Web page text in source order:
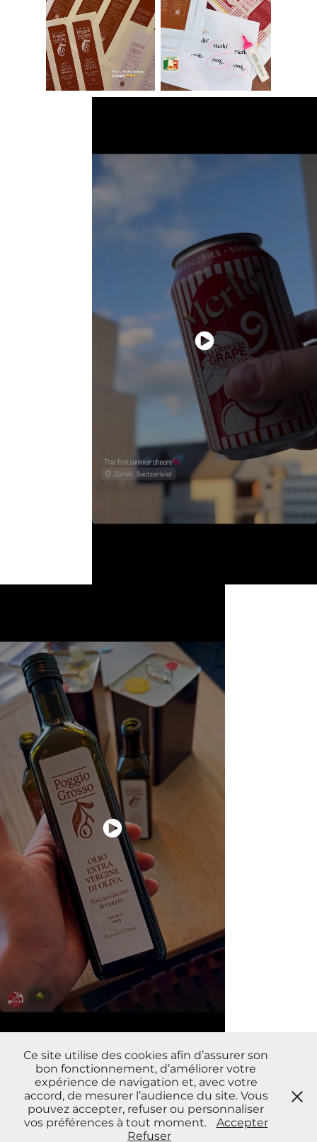
Découvrir le site internet
© tous droits réservés.
Ce site utilise des cookies afin d’assurer son
bon fonctionnement, d’améliorer votre
expérience de navigation et, avec votre
accord, de mesurer l’audience du site. Vous
pouvez accepter, refuser ou personnaliser
vos préférences à tout moment. Accepter
Refuser